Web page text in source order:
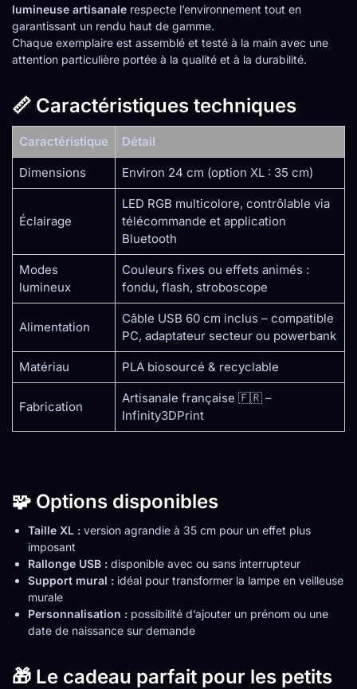
lumineuse artisanale respecte l’environnement tout en
garantissant un rendu haut de gamme.
Chaque exemplaire est assemblé et testé à la main avec une
attention particulière portée à la qualité et à la durabilité.
📏 Caractéristiques techniques
Caractéristique Détail
Dimensions Environ 24 cm (option XL : 35 cm)
Éclairage
LED RGB multicolore, contrôlable via
télécommande et application
Bluetooth
Modes
lumineux
Couleurs fixes ou effets animés :
fondu, flash, stroboscope
Alimentation
Câble USB 60 cm inclus – compatible
PC, adaptateur secteur ou powerbank
Matériau PLA biosourcé & recyclable
Fabrication
Artisanale française 🇫🇷 –
Infinity3DPrint
🧩 Options disponibles
Taille XL : version agrandie à 35 cm pour un effet plus
imposant
Rallonge USB : disponible avec ou sans interrupteur
Support mural : idéal pour transformer la lampe en veilleuse
murale
Personnalisation : possibilité d’ajouter un prénom ou une
date de naissance sur demande
🎁 Le cadeau parfait pour les petits